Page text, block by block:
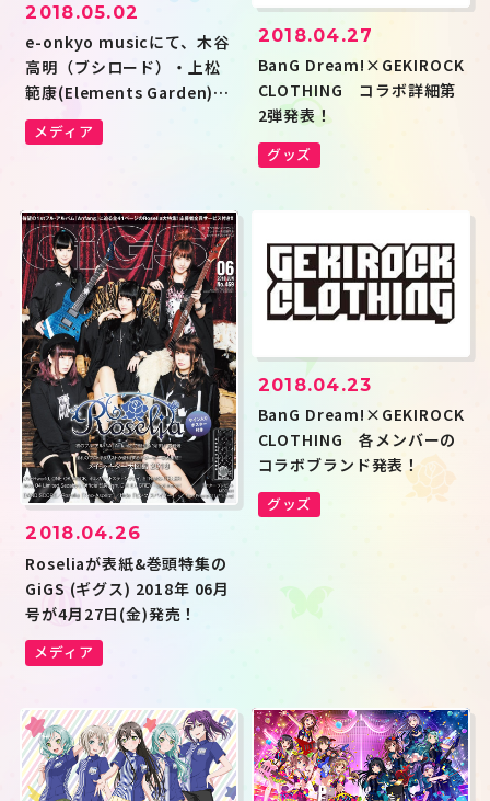
Goods
JP EN
すべて Afterglow
Pastel＊Palettes Roselia
ハロー、ハッピーワールド！
RAISE A SUILEN MyGO!!!!!
Ave Mujica 夢限大みゅーたいぷ
millsage 一家Dumb Rock!
シャッフルユニット その他
キーワード
検索
この条件で検索
2018.05.02
メディア
e-onkyo musicにて、木谷
高明（ブシロード）・上松
範康(Elements Garden)の
両氏が語る Roseliaの記念
すべき1stアルバム
2018.04.27
グッズ
BanG Dream!×GEKIROCK
CLOTHING コラボ詳細第
2弾発表！
2018.04.26
メディア
Roseliaが表紙&巻頭特集の
GiGS (ギグス) 2018年 06月
号が4月27日(金)発売！
2018.04.23
グッズ
BanG Dream!×GEKIROCK
CLOTHING 各メンバーの
コラボブランド発表！